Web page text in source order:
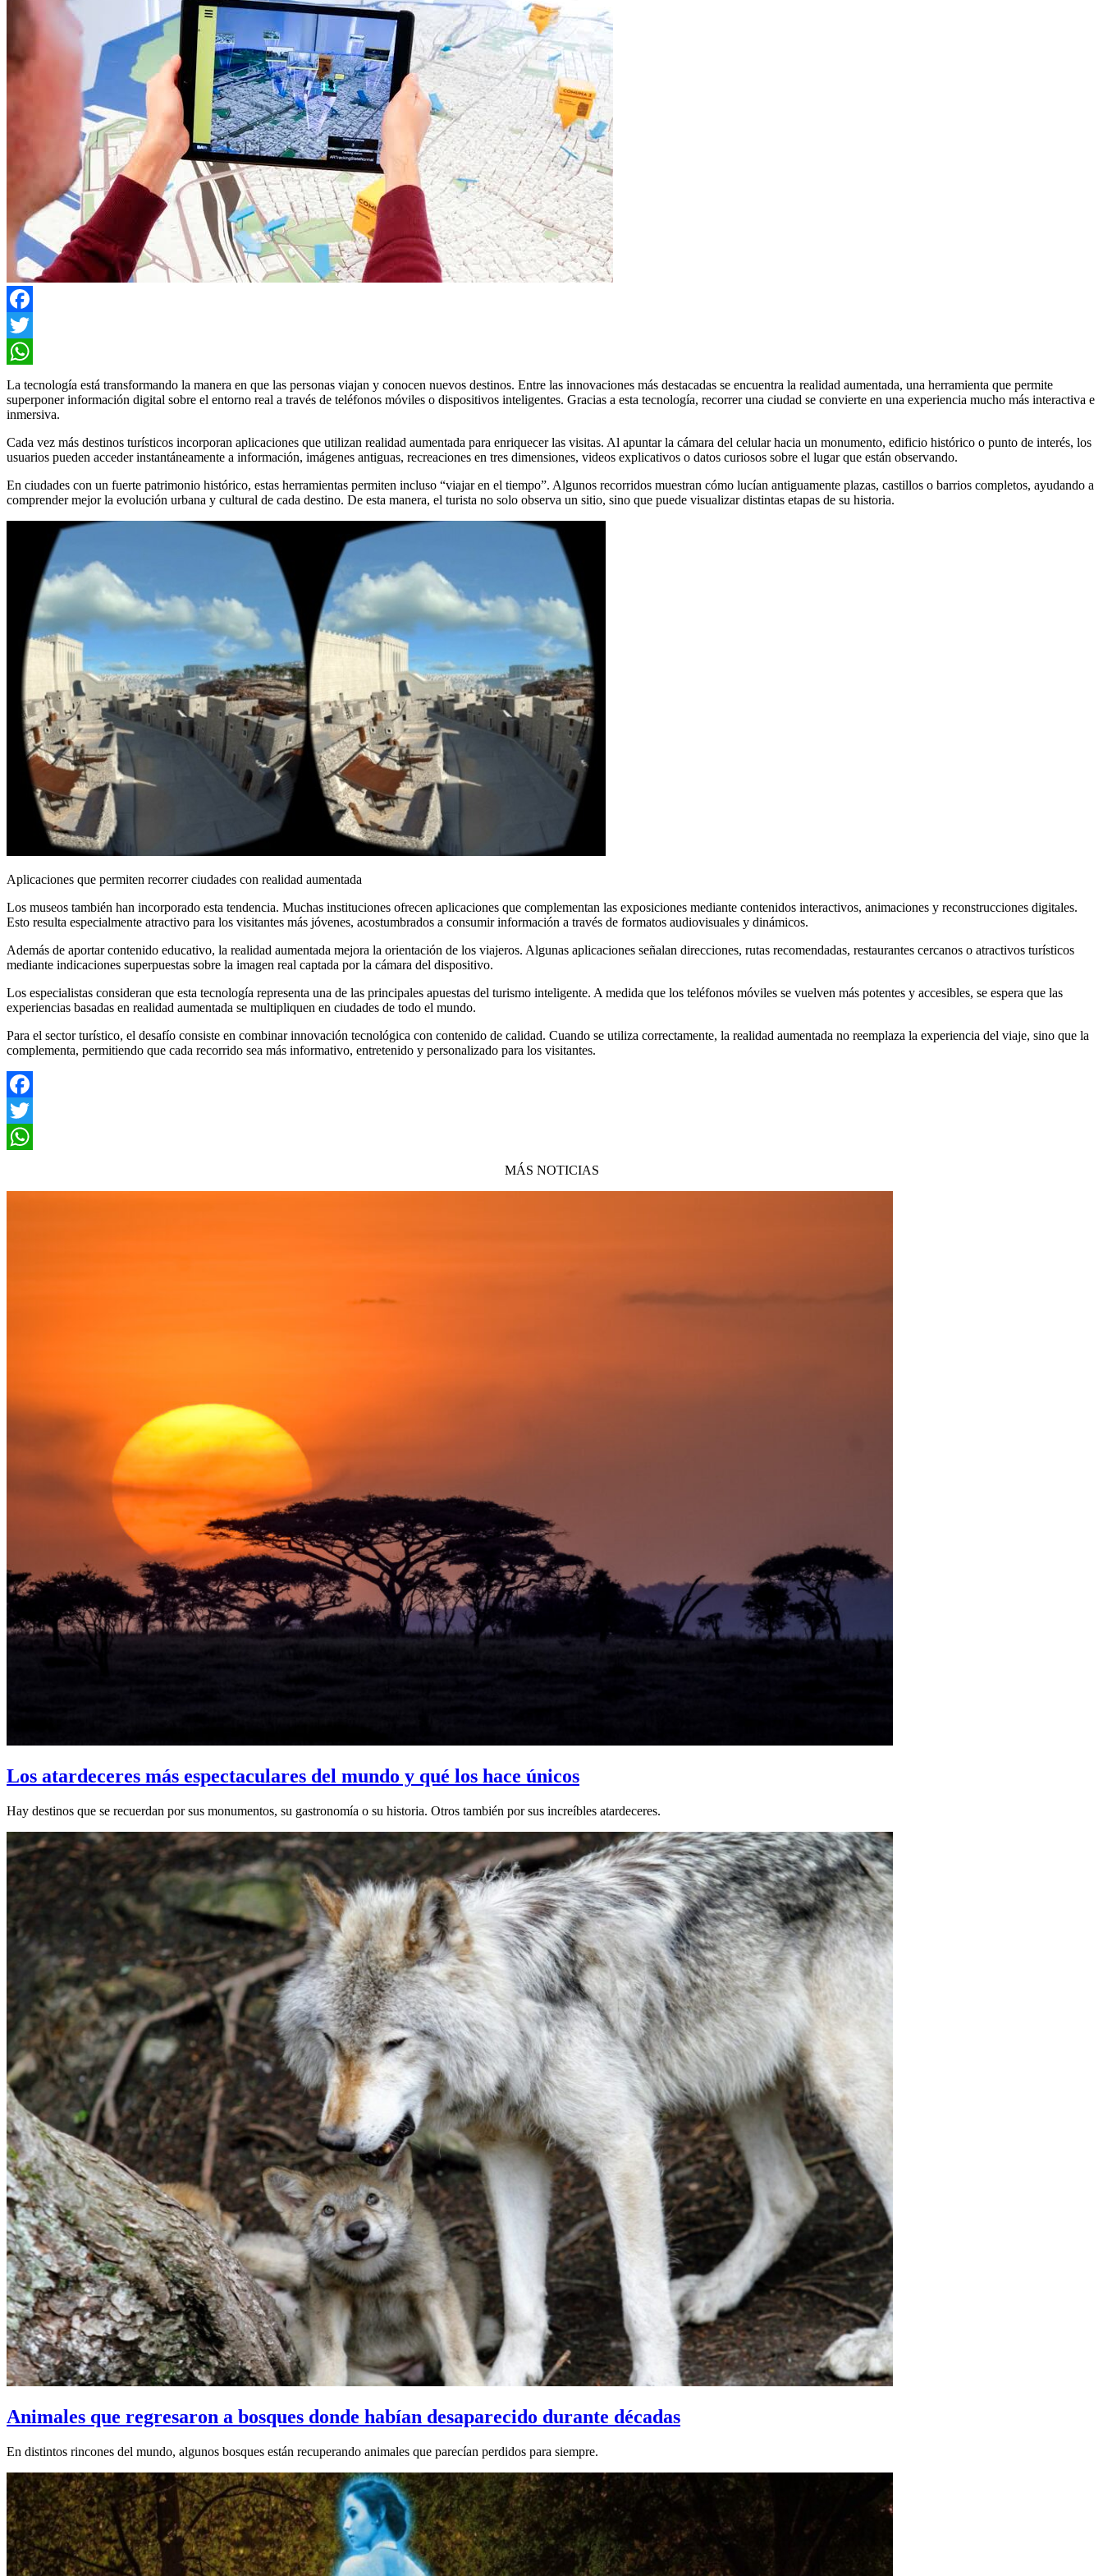
Facebook
Twitter
WhatsApp
La tecnología está transformando la manera en que las personas viajan y conocen nuevos destinos. Entre las innovaciones más destacadas se encuentra la realidad aumentada, una herramienta que permite
superponer información digital sobre el entorno real a través de teléfonos móviles o dispositivos inteligentes. Gracias a esta tecnología, recorrer una ciudad se convierte en una experiencia mucho más interactiva e
inmersiva.
Cada vez más destinos turísticos incorporan aplicaciones que utilizan realidad aumentada para enriquecer las visitas. Al apuntar la cámara del celular hacia un monumento, edificio histórico o punto de interés, los
usuarios pueden acceder instantáneamente a información, imágenes antiguas, recreaciones en tres dimensiones, videos explicativos o datos curiosos sobre el lugar que están observando.
En ciudades con un fuerte patrimonio histórico, estas herramientas permiten incluso “viajar en el tiempo”. Algunos recorridos muestran cómo lucían antiguamente plazas, castillos o barrios completos, ayudando a
comprender mejor la evolución urbana y cultural de cada destino. De esta manera, el turista no solo observa un sitio, sino que puede visualizar distintas etapas de su historia.
Aplicaciones que permiten recorrer ciudades con realidad aumentada
Los museos también han incorporado esta tendencia. Muchas instituciones ofrecen aplicaciones que complementan las exposiciones mediante contenidos interactivos, animaciones y reconstrucciones digitales.
Esto resulta especialmente atractivo para los visitantes más jóvenes, acostumbrados a consumir información a través de formatos audiovisuales y dinámicos.
Además de aportar contenido educativo, la realidad aumentada mejora la orientación de los viajeros. Algunas aplicaciones señalan direcciones, rutas recomendadas, restaurantes cercanos o atractivos turísticos
mediante indicaciones superpuestas sobre la imagen real captada por la cámara del dispositivo.
Los especialistas consideran que esta tecnología representa una de las principales apuestas del turismo inteligente. A medida que los teléfonos móviles se vuelven más potentes y accesibles, se espera que las
experiencias basadas en realidad aumentada se multipliquen en ciudades de todo el mundo.
Para el sector turístico, el desafío consiste en combinar innovación tecnológica con contenido de calidad. Cuando se utiliza correctamente, la realidad aumentada no reemplaza la experiencia del viaje, sino que la
complementa, permitiendo que cada recorrido sea más informativo, entretenido y personalizado para los visitantes.
Facebook
Twitter
MÁS NOTICIAS
Los atardeceres más espectaculares del mundo y qué los hace únicos
Hay destinos que se recuerdan por sus monumentos, su gastronomía o su historia. Otros también por sus increíbles atardeceres.
Animales que regresaron a bosques donde habían desaparecido durante décadas
En distintos rincones del mundo, algunos bosques están recuperando animales que parecían perdidos para siempre.